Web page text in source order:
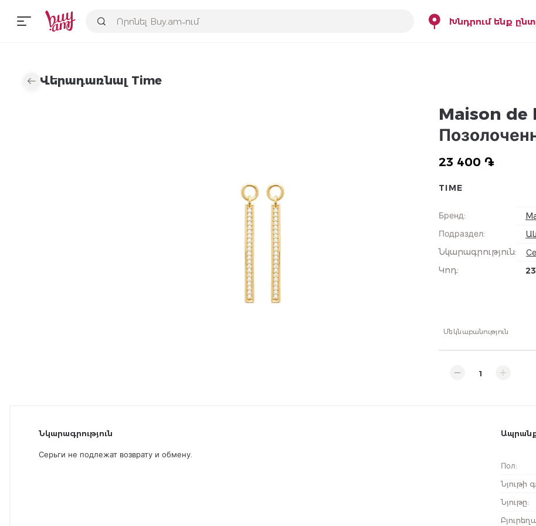
Խնդրում ենք
Վերադառնալ Time
Maison de
23 400 ֏
TIME
Бренд:
Подраздел:
Նկարագրություն:
Կոդ:
Մեկնաբանություն
Նկարագրություն
Серьги не подлежат возврату и обмену.
Пол:
Նյութի
Նյութը: